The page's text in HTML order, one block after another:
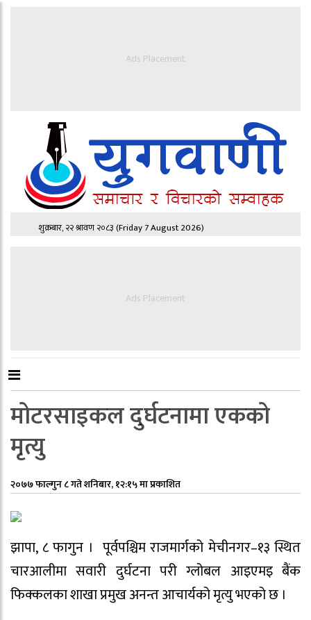
Ads Placement
शुक्रबार, २२ श्रावण २०८३(Friday 7 August 2026)
Ads Placement
मोटरसाइकल दुर्घटनामा एकको
मृत्यु
२०७७ फाल्गुन ८ गते शनिबार, १२:१५ मा प्रकाशित
झापा, ८ फागुन । पूर्वपश्चिम राजमार्गको मेचीनगर–१३ स्थित
चारआलीमा सवारी दुर्घटना परी ग्लोबल आइएमइ बैंक
फिक्कलका शाखा प्रमुख अनन्त आचार्यको मृत्यु भएको छ ।